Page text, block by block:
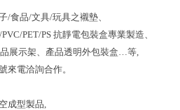
/食品/文具/玩具之襯墊、
PET/PS 抗靜電包裝盒專業製造、
展示架、產品透明外包裝盒…等,
來電洽詢合作。
成型製品,